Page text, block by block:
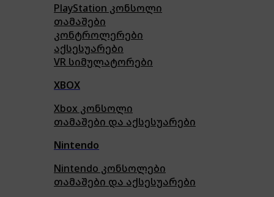
PlayStation კონსოლი
თამაშები
კონტროლერები
აქსესუარები
VR სიმულატორები
XBOX
Xbox კონსოლი
თამაშები და აქსესუარები
Nintendo
Nintendo კონსოლები
თამაშები და აქსესუარები